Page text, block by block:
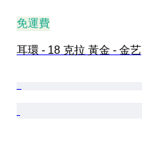
免運費
耳環 - 18 克拉 黃金 - 金艺